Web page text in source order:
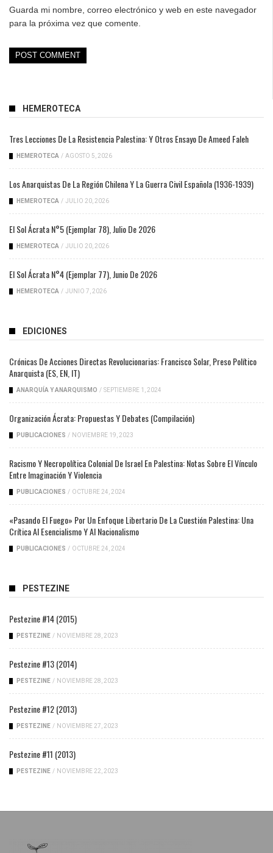
Guarda mi nombre, correo electrónico y web en este navegador
para la próxima vez que comente.
HEMEROTECA
Tres Lecciones De La Resistencia Palestina: Y Otros Ensayo De Ameed Faleh
HEMEROTECA / AGOSTO 5, 2026
Los Anarquistas De La Región Chilena Y La Guerra Civil Española (1936-1939)
HEMEROTECA / JULIO 20, 2026
El Sol Ácrata N°5 (ejemplar 78), Julio De 2026
HEMEROTECA / JULIO 20, 2026
El Sol Ácrata N°4 (ejemplar 77), Junio De 2026
HEMEROTECA / JUNIO 7, 2026
EDICIONES
Crónicas De Acciones Directas Revolucionarias: Francisco Solar, Preso Político
Anarquista (ES, EN, IT)
ANARQUÍA Y ANARQUISMO / SEPTIEMBRE 1, 2024
Organización Ácrata: Propuestas Y Debates (compilación)
PUBLICACIONES / NOVIEMBRE 19, 2023
Racismo Y Necropolítica Colonial De Israel En Palestina: Notas Sobre El Vínculo
Entre Imaginación Y Violencia
PUBLICACIONES / OCTUBRE 24, 2024
«Pasando El Fuego» Por Un Enfoque Libertario De La Cuestión Palestina: Una
Crítica Al Esencialismo Y Al Nacionalismo
PUBLICACIONES / OCTUBRE 24, 2024
PESTEZINE
Pestezine #14 (2015)
PESTEZINE / NOVIEMBRE 28, 2023
Pestezine #13 (2014)
PESTEZINE / NOVIEMBRE 28, 2023
Pestezine #12 (2013)
PESTEZINE / NOVIEMBRE 27, 2023
Pestezine #11 (2013)
PESTEZINE / NOVIEMBRE 22, 2023